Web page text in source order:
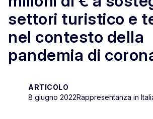
settori turistico e
nel contesto della
pandemia di
ARTICOLO
8 giugno 2022Rappresentanza in